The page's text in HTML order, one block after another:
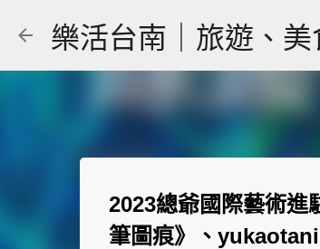
樂活台南｜旅遊、
2023總爺國際藝術進
筆圖痕》、